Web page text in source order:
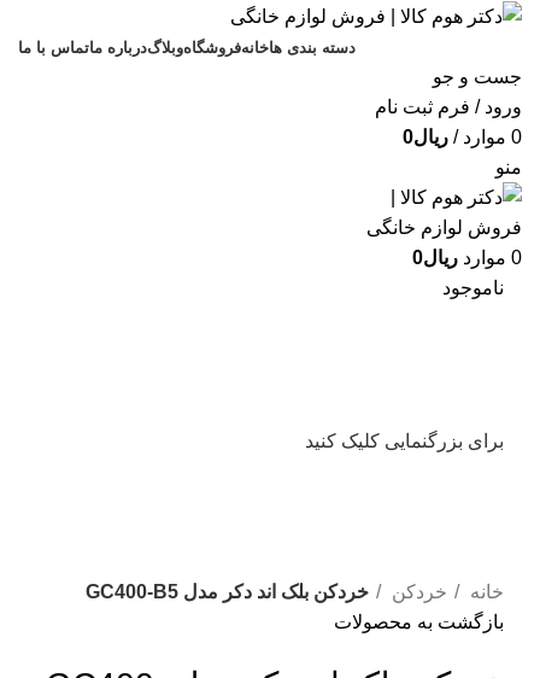
دسته بندی هاخانهفروشگاهوبلاگدرباره ماتماس با ما
جست و جو
ورود / فرم ثبت نام
0 موارد / ریال0
منو
0 موارد ریال0
ناموجود
برای بزرگنمایی کلیک کنید
خانه خردکن
خردکن بلک اند دکر مدل GC400-B5
بازگشت به محصولات